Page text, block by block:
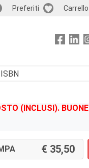
Preferiti Carrello
(INCLUSI). BUONE
35,50